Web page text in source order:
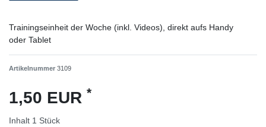
Trainingseinheit der Woche (inkl. Videos), direkt aufs Handy
oder Tablet
Artikelnummer 3109
1,50 EUR *
Inhalt 1 Stück